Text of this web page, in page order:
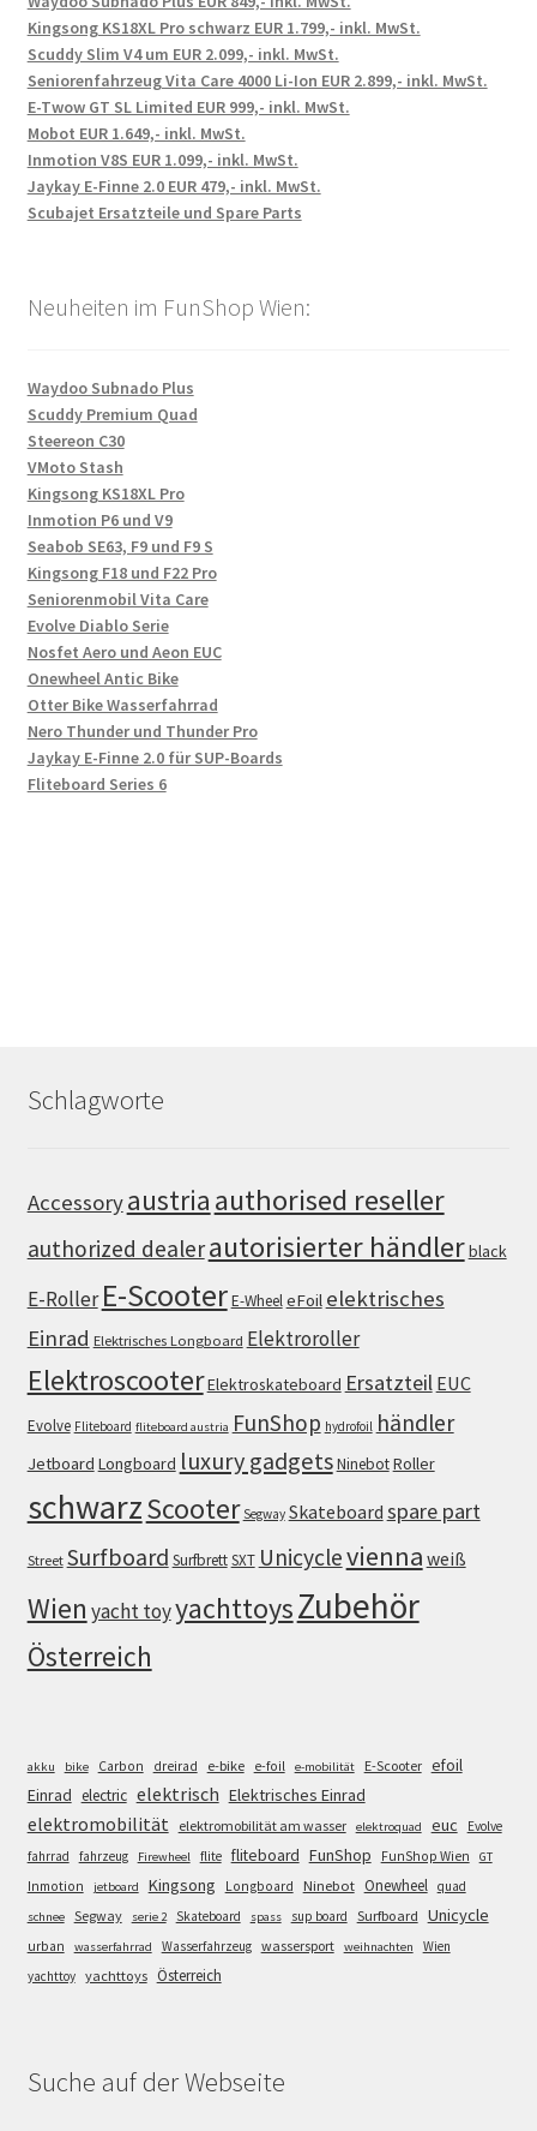
Kingsong KS18XL Pro schwarz EUR 1.799,- inkl. MwSt.
Scuddy Slim V4 um EUR 2.099,- inkl. MwSt.
Seniorenfahrzeug Vita Care 4000 Li-Ion EUR 2.899,- inkl. MwSt.
E-Twow GT SL Limited EUR 999,- inkl. MwSt.
Mobot EUR 1.649,- inkl. MwSt.
Inmotion V8S EUR 1.099,- inkl. MwSt.
Jaykay E-Finne 2.0 EUR 479,- inkl. MwSt.
Scubajet Ersatzteile und Spare Parts
Neuheiten im FunShop Wien:
Waydoo Subnado Plus
Scuddy Premium Quad
Steereon C30
VMoto Stash
Kingsong KS18XL Pro
Inmotion P6 und V9
Seabob SE63, F9 und F9 S
Kingsong F18 und F22 Pro
Seniorenmobil Vita Care
Evolve Diablo Serie
Nosfet Aero und Aeon EUC
Onewheel Antic Bike
Otter Bike Wasserfahrrad
Nero Thunder und Thunder Pro
Jaykay E-Finne 2.0 für SUP-Boards
Fliteboard Series 6
Schlagworte
Accessoryaustria authorised reseller
authorized dealerautorisierter händlerblack
E-Roller E-ScooterE-WheeleFoil elektrisches
Einrad Elektrisches Longboard Elektroroller
ElektroscooterElektroskateboard Ersatzteil EUC
Evolve Fliteboard fliteboard austria FunShop hydrofoil händler
Jetboard Longboard luxury gadgetsNinebotRoller
schwarzScooter Segway Skateboard spare part
Street Surfboard SurfbrettSXT Unicyclevienna weiß
Wien yacht toyyachttoysZubehör
Österreich
akku bike Carbon dreirad e-bike e-foil e-mobilität E-Scooter efoil
Einrad electric elektrisch Elektrisches Einrad
elektromobilität elektromobilität am wasser elektroquad euc
Evolve
fahrrad
fahrzeug Firewheel flite fliteboard FunShop FunShop Wien GT
Inmotion jetboard Kingsong Longboard Ninebot Onewheel quad
schnee Segway serie 2 Skateboard spass sup board Surfboard Unicycle
urban wasserfahrrad Wasserfahrzeug wassersport weihnachten
Wien
yachttoy yachttoys Österreich
Suche auf der Webseite